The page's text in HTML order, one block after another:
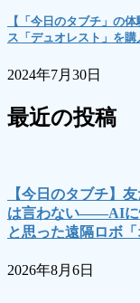
【「今日のタブチ」の
ス「デュオレスト」を購
2024年7月30日
最近の投稿
【今日のタブチ】
は言わない――AIに
と思った遠隔ロボ
2026年8月6日